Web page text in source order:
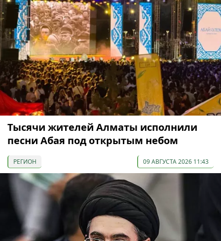
Тысячи жителей Алматы исполнили
песни Абая под открытым небом
РЕГИОН 09 АВГУСТА 2026 11:43